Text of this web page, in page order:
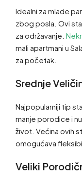
Idealni za mlade
zbog posla. Ovi
za održavanje.
mali apartmani u
za početak.
Srednje
Najpopularniji tip
manje porodice i
život. Većina ovih
omogućava
Veliki